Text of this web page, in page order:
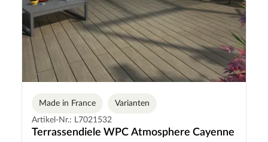
Made in France
Varianten
Artikel-Nr.: L7021532
Terrassendiele WPC Atmosphere Cayenne